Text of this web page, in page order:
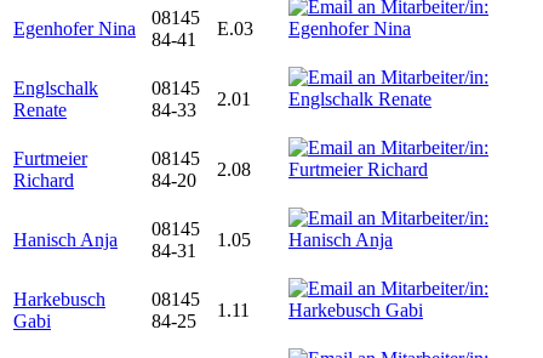
Egenhofer Nina
08145
84-41
E.03
Englschalk
Renate
08145
84-33
2.01
Furtmeier
Richard
08145
84-20
2.08
Hanisch Anja
08145
84-31
1.05
Harkebusch
Gabi
08145
84-25
1.11